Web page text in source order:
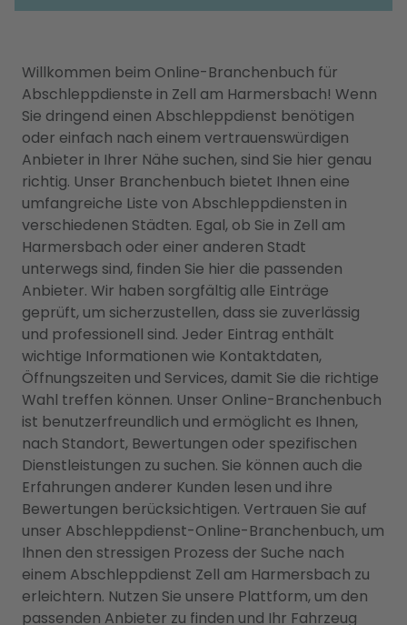
Willkommen beim Online-Branchenbuch für
Abschleppdienste in Zell am Harmersbach! Wenn
Sie dringend einen Abschleppdienst benötigen
oder einfach nach einem vertrauenswürdigen
Anbieter in Ihrer Nähe suchen, sind Sie hier genau
richtig. Unser Branchenbuch bietet Ihnen eine
umfangreiche Liste von Abschleppdiensten in
verschiedenen Städten. Egal, ob Sie in Zell am
Harmersbach oder einer anderen Stadt
unterwegs sind, finden Sie hier die passenden
Anbieter. Wir haben sorgfältig alle Einträge
geprüft, um sicherzustellen, dass sie zuverlässig
und professionell sind. Jeder Eintrag enthält
wichtige Informationen wie Kontaktdaten,
Öffnungszeiten und Services, damit Sie die richtige
Wahl treffen können. Unser Online-Branchenbuch
ist benutzerfreundlich und ermöglicht es Ihnen,
nach Standort, Bewertungen oder spezifischen
Dienstleistungen zu suchen. Sie können auch die
Erfahrungen anderer Kunden lesen und ihre
Bewertungen berücksichtigen. Vertrauen Sie auf
unser Abschleppdienst-Online-Branchenbuch, um
Ihnen den stressigen Prozess der Suche nach
einem Abschleppdienst Zell am Harmersbach zu
erleichtern. Nutzen Sie unsere Plattform, um den
passenden Anbieter zu finden und Ihr Fahrzeug